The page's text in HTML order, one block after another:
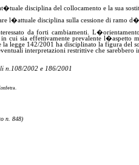
disciplina del collocamento e la sua
l�attuale disciplina sulla cessione di ramo
da forti cambiamenti.
in cui sia effettivamente prevalente l�aspetto
legge 142/2001 ha disciplinato la figura del
interpretazioni restrittive che
n.108/2002 e 186/2001
n. 848)